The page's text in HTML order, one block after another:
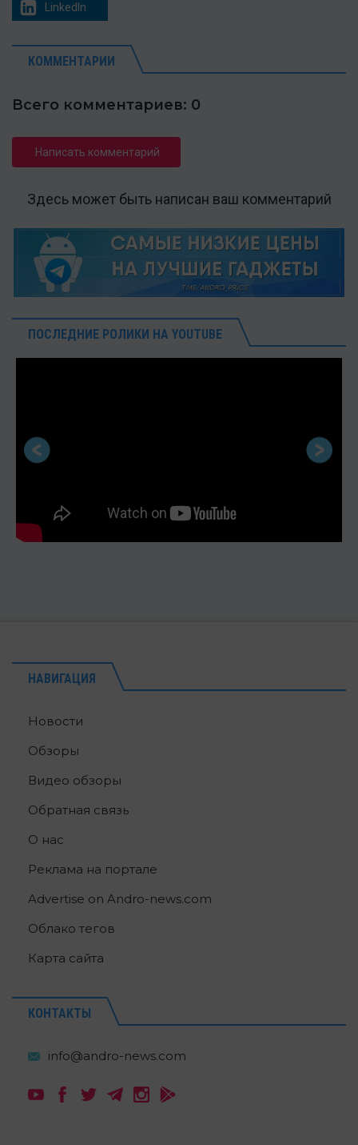
LinkedIn
КОММЕНТАРИИ
Всего комментариев: 0
Написать комментарий
Здесь может быть написан ваш комментарий
ПОСЛЕДНИЕ РОЛИКИ НА YOUTUBE
НАВИГАЦИЯ
Новости
Обзоры
Видео обзоры
Обратная связь
О нас
Реклама на портале
Advertise on Andro-news.com
Облако тегов
Карта сайта
КОНТАКТЫ